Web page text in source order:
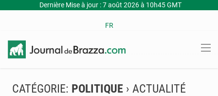
Dernière Mise à jour : 7 août 2026 à 10h45 GMT
FR
CATÉGORIE: POLITIQUE › ACTUALITÉ